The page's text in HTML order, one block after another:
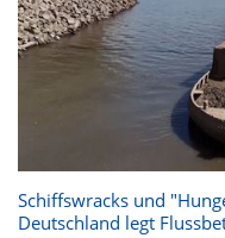
Schiffswracks und
Deutschland legt